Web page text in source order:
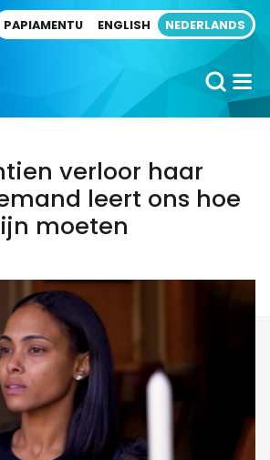
PAPIAMENTU ENGLISH NEDERLANDS
verloor haar
leert ons hoe
moeten